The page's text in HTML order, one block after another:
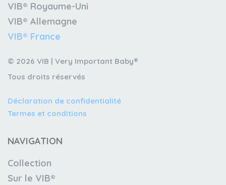
VIB® Royaume-Uni
VIB® Allemagne
VIB® France
© 2026 VIB | Very Important Baby®
Tous droits réservés
Déclaration de confidentialité
Termes et conditions
NAVIGATION
Collection
Sur le VIB®